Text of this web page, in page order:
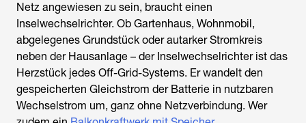
Netz angewiesen zu sein, braucht einen
Inselwechselrichter. Ob Gartenhaus, Wohnmobil,
abgelegenes Grundstück oder autarker Stromkreis
neben der Hausanlage – der Inselwechselrichterist das
Herzstück jedes Off-Grid-Systems. Er wandelt den
gespeicherten Gleichstrom der Batterie in nutzbaren
Wechselstrom um, ganz ohne Netzverbindung. Wer